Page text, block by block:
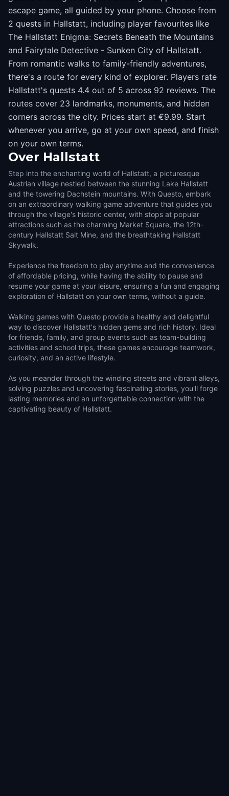
escape game, all guided by your phone. Choose from
2 quests in Hallstatt, including player favourites like
The Hallstatt Enigma: Secrets Beneath the Mountains
and Fairytale Detective - Sunken City of Hallstatt.
From romantic walks to family-friendly adventures,
there's a route for every kind of explorer. Players rate
Hallstatt's quests 4.4 out of 5 across 92 reviews. The
routes cover 23 landmarks, monuments, and hidden
corners across the city. Prices start at €9.99. Start
whenever you arrive, go at your own speed, and finish
on your own terms.
Over Hallstatt
Step into the enchanting world of Hallstatt, a picturesque
Austrian village nestled between the stunning Lake Hallstatt
and the towering Dachstein mountains. With Questo, embark
on an extraordinary walking game adventure that guides you
through the village's historic center, with stops at popular
attractions such as the charming Market Square, the 12th-
century Hallstatt Salt Mine, and the breathtaking Hallstatt
Skywalk.
Experience the freedom to play anytime and the convenience
of affordable pricing, while having the ability to pause and
resume your game at your leisure, ensuring a fun and engaging
exploration of Hallstatt on your own terms, without a guide.
Walking games with Questo provide a healthy and delightful
way to discover Hallstatt's hidden gems and rich history. Ideal
for friends, family, and group events such as team-building
activities and school trips, these games encourage teamwork,
curiosity, and an active lifestyle.
As you meander through the winding streets and vibrant alleys,
solving puzzles and uncovering fascinating stories, you'll forge
lasting memories and an unforgettable connection with the
captivating beauty of Hallstatt.